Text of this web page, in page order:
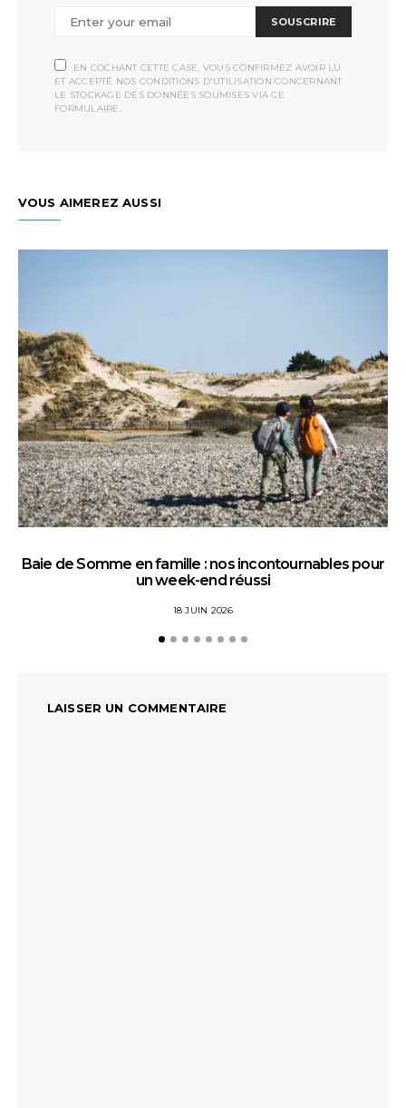
SOUSCRIRE
EN COCHANT CETTE CASE, VOUS CONFIRMEZ AVOIR LU
ET ACCEPTÉ NOS CONDITIONS D'UTILISATION CONCERNANT
LE STOCKAGE DES DONNÉES SOUMISES VIA CE
FORMULAIRE.
VOUS AIMEREZ AUSSI
Baie de Somme en famille : nos incontournables pour
un week-end réussi
18 JUIN 2026
LAISSER UN COMMENTAIRE